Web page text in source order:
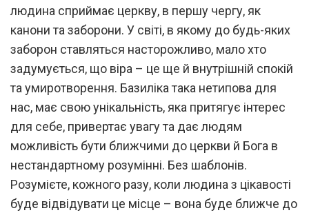
людина сприймає церкву, в першу чергу, як
канони та заборони. У світі, в якому до будь-яких
заборон ставляться насторожливо, мало хто
задумується, що віра – це ще й внутрішній спокій
та умиротворення. Базиліка така нетипова для
нас, має свою унікальність, яка притягує інтерес
для себе, привертає увагу та дає людям
можливість бути ближчими до церкви й Бога в
нестандартному розумінні. Без шаблонів.
Розумієте, кожного разу, коли людина з цікавості
буде відвідувати це місце – вона буде ближче до